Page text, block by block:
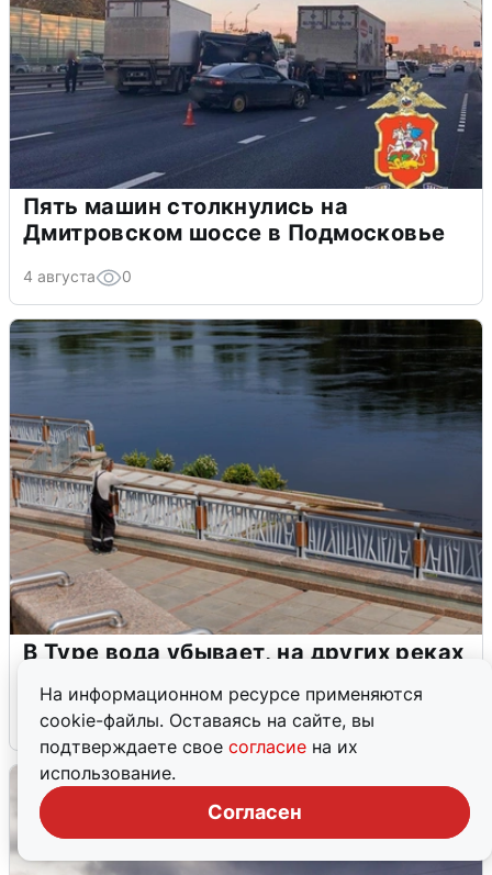
На информационном ресурсе применяются
cookie-файлы. Оставаясь на сайте, вы
подтверждаете свое согласие на их
использование.
Согласен
Пять машин столкнулись на
Дмитровском шоссе в Подмосковье
4 августа 0
В Туре вода убывает, на других реках
4 августа 0